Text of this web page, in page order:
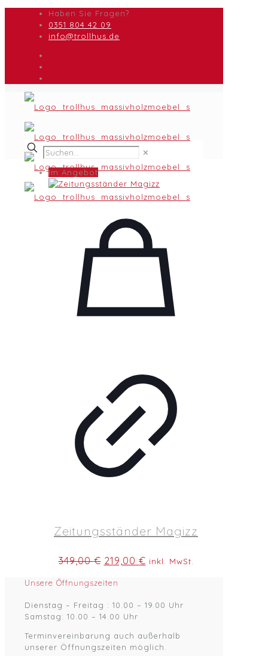
Haben Sie Fragen?
0351 804 42 09
info@trollhus.de
✕
Im Angebot
Zeitungsständer Magizz
349,00€ Ursprünglicher
war:
219,00 €Aktueller
inkl. MwSt.
Unsere Öffnungszeiten
Dienstag – Freitag : 10.00 – 19.00 Uhr
Samstag: 10.00 – 14.00 Uhr
Terminvereinbarung auch außerhalb
unserer Öffnungszeiten möglich.